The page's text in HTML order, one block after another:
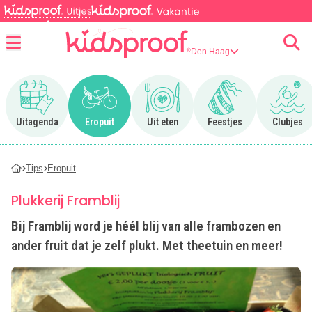
Den Haag
Uitagenda
Ga naar Uitagenda
Eropuit
Ga naar Eropuit
Uit eten
Ga naar Uit eten
Feestjes
Ga naar Feestjes
Clubjes
Ga
Tips Eropuit
Plukkerij Framblij
Bij Framblij word je héél blij van alle frambozen en
ander fruit dat je zelf plukt. Met theetuin en meer!